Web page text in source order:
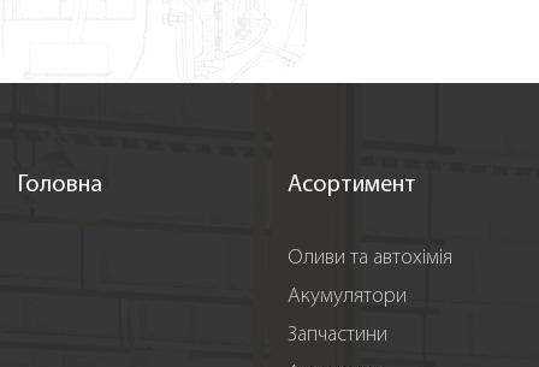
Головна Асортимент
Оливи та автохімія
Акумулятори
Запчастини